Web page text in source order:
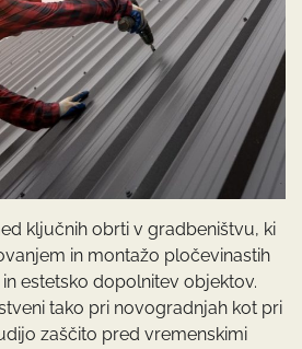
ključnih obrti v gradbeništvu, ki
in montažo pločevinastih
estetsko dopolnitev objektov.
tako pri novogradnjah kot pri
zaščito pred vremenskimi